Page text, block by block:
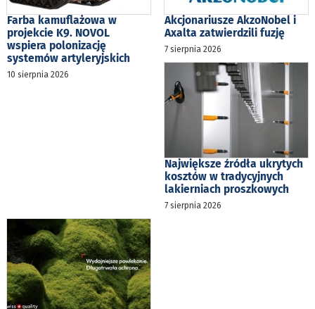
Farba kamuflażowa w
projekcie K9. NOVOL
wspiera polonizację
systemów artyleryjskich
10 sierpnia 2026
Akcjonariusze AkzoNobel i
Axalta zatwierdzili fuzję
7 sierpnia 2026
Największe źródła ukrytych
kosztów w tradycyjnych
lakierniach proszkowych
7 sierpnia 2026